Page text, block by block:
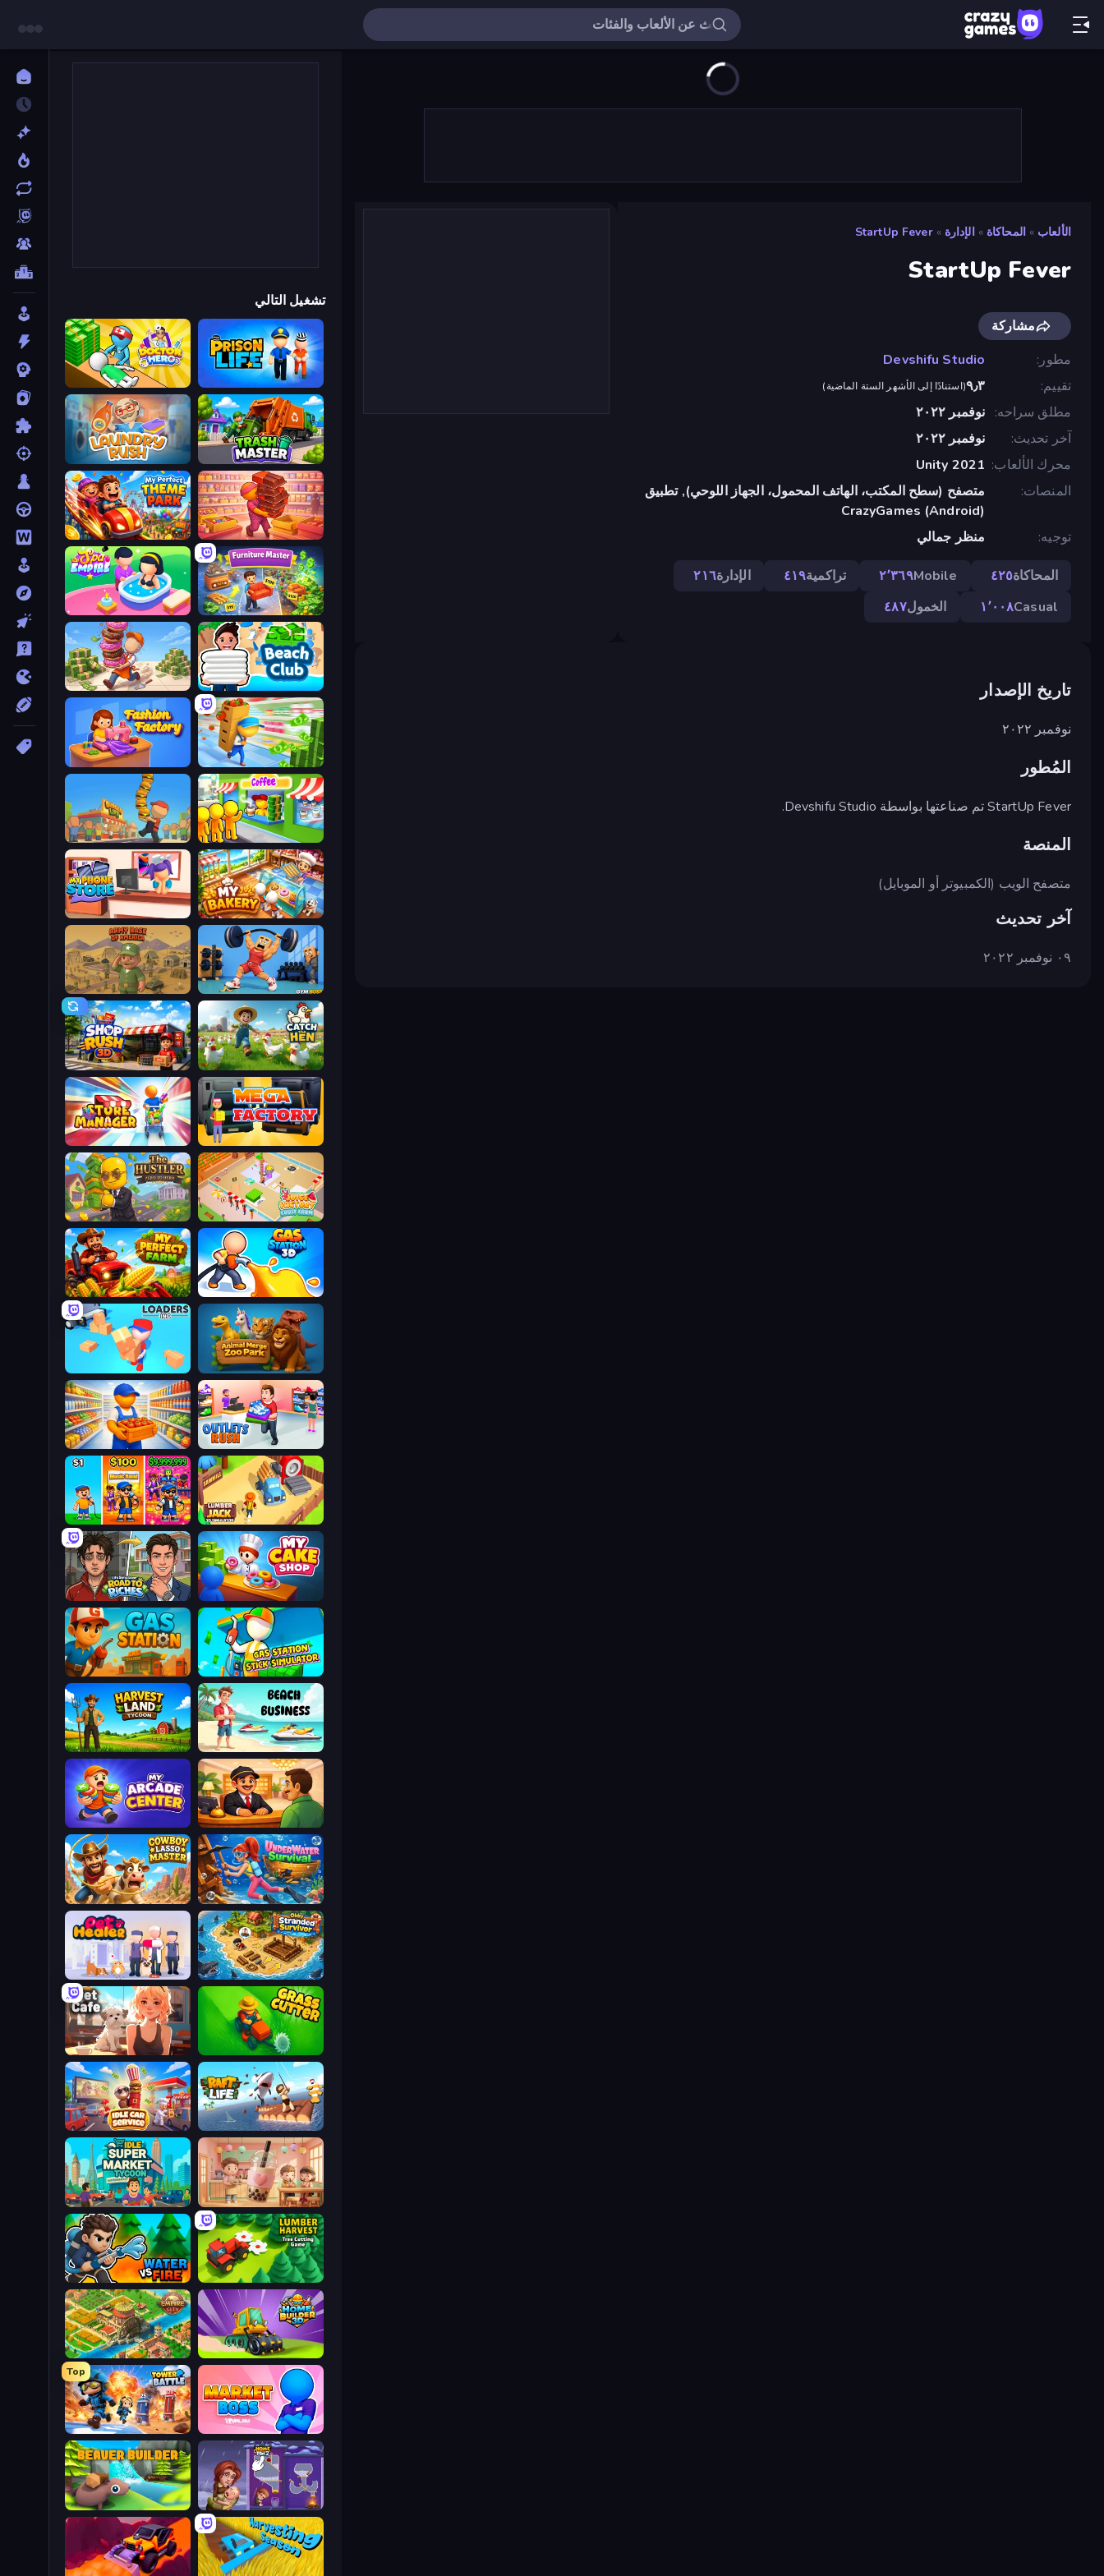
الألعاب » المحاكاة » الإدارة »
StartUp Fever
StartUp Fever
مشاركة
مطور
Devshifu Studio
تقييم
٩٫٣(استنادًا إلى الأشهر الستة الماضية)
مطلق سراحه
نوفمبر ٢٠٢٢
آخر تحديث
نوفمبر ٢٠٢٢
محرك الألعاب Unity 2021
المنصات
متصفح (سطح المكتب، الهاتف المحمول، الجهاز اللوحي), تطبيق
CrazyGames (Android)
توجيه
منظر جمالي
المحاكاة٤٢٥ Mobile٢٬٣٦٩ تراكمية٤١٩ الإدارة٢١٦
Casual١٬٠٠٨ الخمول٤٨٧
تاريخ الإصدار
نوفمبر ٢٠٢٢
المُطور
StartUp Fever تم صناعتها بواسطة Devshifu Studio.
المنصة
متصفح الويب (الكمبيوتر أو الموبايل)
آخر تحديث
٠٩ نوفمبر ٢٠٢٢
تشغيل التالي
Prison Life
Doctor Hero
Trash Master
Laundry Rush
Candy Packing Store
My Perfect Theme Park
Furniture Master: Idle Tycoon
Spa Empire
Beach Club
Donut Place
Supermarket Empire
Fashion Factory
Coffee Idle
Burger Life
My bakery
My Phone Store
Gym Boss
Army Base Of America
Catch the Hen
Shop Rush 3D
Mega Factory
Store Manager
Juice Factory - Fruit Farm
The Hustler
Gas Station 3D
My Perfect Farm
Animal Merge Zoo Park
Loaders Inc
Outlets Rush
Supermarket Manager
Lumberjack 3D Simulator
Music Band
My Cake Shop
Life Simulator: Road to Riches
Gas Station - Stick Simulator
Gas Station
Beach Business
Harvest Land Tycoon
Idle Hotel Empire Tycoon
My Arcade Center
Underwater Survival
Cowboy Lasso Master
Obby Stranded Survivor
Pet Healer - Vet Hospital
Pet Cafe
Raft Life
Idle Car Service: Tycoon
Boba Shop
Idle Supermarket Tycoon
Lumber Harvest: Tree Cutting Game
Water vs Fire
Home Builder 3D
Empire City
Market Boss
Top
Tower Battle
Home Pin 2
Beaver Builder